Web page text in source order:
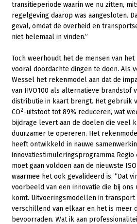
transitieperiode waarin we nu zitten,
regelgeving daarop was aangesloten.
geval, omdat de overheid en
niet helemaal in vinden.”
Toch weerhoudt het de mensen van
vooral doordachte dingen te doen. Als
Wessel het rekenmodel aan dat de
van HVO100 als alternatieve brandstof
distributie in kaart brengt. Het gebruik
CO2-uitstoot tot 89% reduceren, wat
bijdrage levert aan de doelen die veel
duurzamer te opereren. Het
heeft ontwikkeld in nauwe
innovatiestimuleringsprogramma Regio
moet gaan voldoen aan de nieuwste
waarmee het ook gevalideerd is. “Dat
voorbeeld van een innovatie die bij ons
komt. Uitvoeringsmodellen in
verschillend van elkaar en het is meer
bevoorraden. Wat ik aan